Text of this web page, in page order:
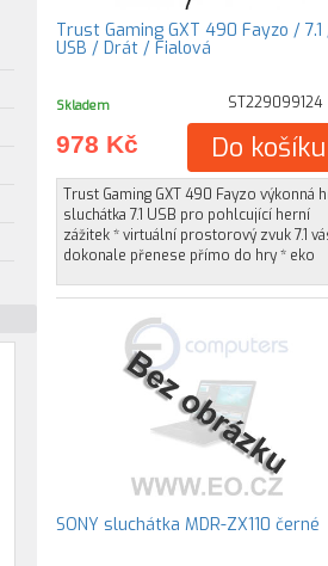
Trust Gaming GXT 490 Fayzo / 7.1
USB / Drát / Fialová
Skladem ST229099124
978 Kč Do košíku
Trust Gaming GXT 490 Fayzo výkonná
sluchátka 7.1 USB pro pohlcující herní
zážitek * virtuální prostorový zvuk 7.1
dokonale přenese přímo do hry * eko
SONY sluchátka MDR-ZX110 černé